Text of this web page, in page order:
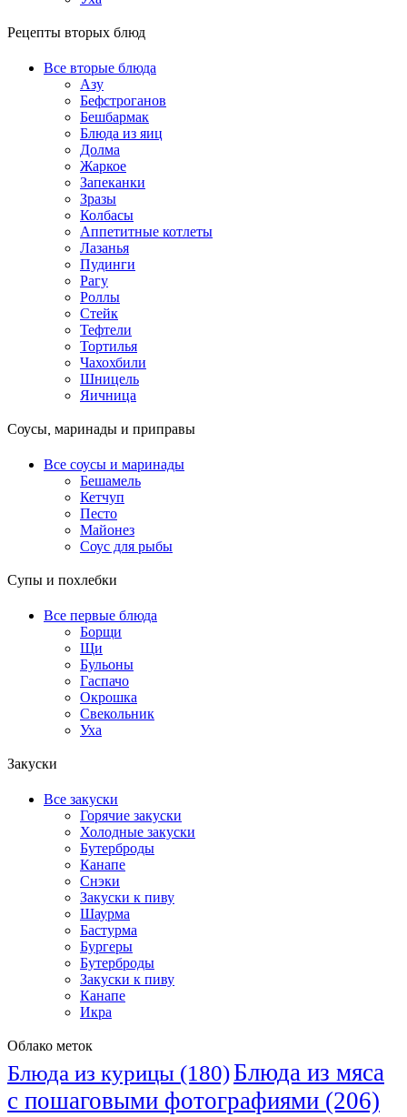
Рецепты вторых блюд
Все вторые блюда
Азу
Бефстроганов
Бешбармак
Блюда из яиц
Долма
Жаркое
Запеканки
Зразы
Колбасы
Аппетитные котлеты
Лазанья
Пудинги
Рагу
Роллы
Стейк
Тефтели
Тортилья
Чахохбили
Шницель
Яичница
Соусы, маринады и приправы
Все соусы и маринады
Бешамель
Кетчуп
Песто
Майонез
Соус для рыбы
Супы и похлебки
Все первые блюда
Борщи
Щи
Бульоны
Гаспачо
Окрошка
Свекольник
Уха
Закуски
Все закуски
Горячие закуски
Холодные закуски
Бутерброды
Канапе
Снэки
Закуски к пиву
Шаурма
Бастурма
Бургеры
Бутерброды
Закуски к пиву
Канапе
Икра
Облако меток
Блюда из курицы (180)Блюда из мяса
с пошаговыми фотографиями (206)